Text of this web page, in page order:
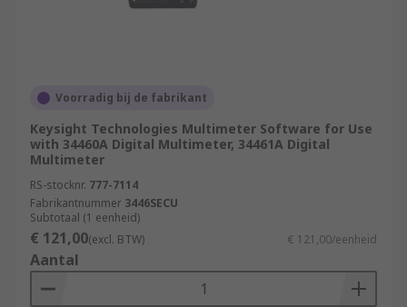
Voorradig bij de fabrikant
Keysight Technologies Multimeter Software for Use
with 34460A Digital Multimeter, 34461A Digital
Multimeter
RS-stocknr. 777-7114
Fabrikantnummer 3446SECU
Subtotaal (1 eenheid)
€ 121,00(excl. BTW) € 121,00/eenheid
Aantal